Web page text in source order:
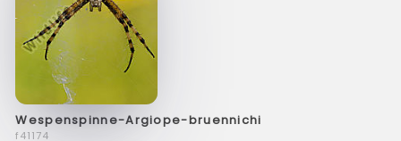
Wespenspinne-Argiope-bruennichi
f41174